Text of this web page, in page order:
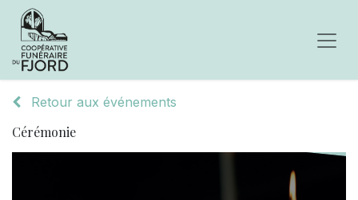
Retour aux événements
Cérémonie